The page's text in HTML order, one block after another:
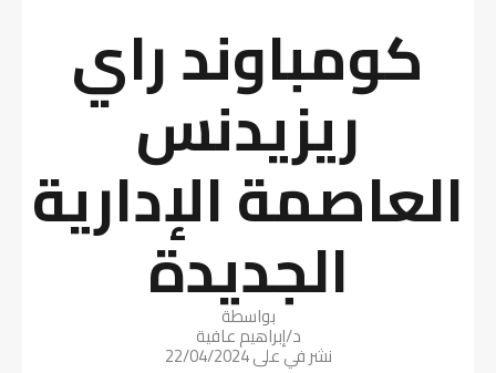
كومباوند راي
ريزيدنس
العاصمة الإدارية
الجديدة
بواسطة
د/إبراهيم عافية
نشر في على22/04/2024